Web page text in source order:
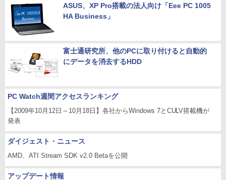
ASUS、XP Pro搭載の法人向け「Eee PC 1005
HA Business」
富士通研究所、他のPCに取り付けると自動的
にデータを消去するHDD
PC Watch週間アクセスランキング
【2009年10月12日～10月18日】各社からWindows 7とCULV搭載機が
発表
ダイジェスト・ニュース
AMD、ATI Stream SDK v2.0 Betaを公開
アップデート情報